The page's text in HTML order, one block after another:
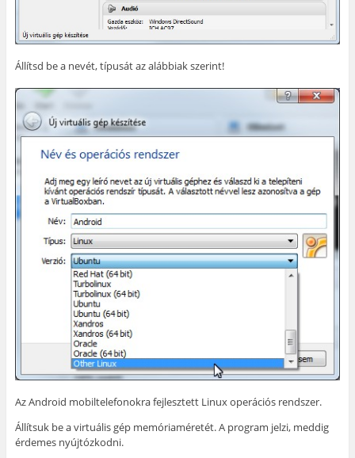
Állítsd be a nevét, típusát az alábbiak szerint!
Az Android mobiltelefonokra fejlesztett Linux operációs rendszer.
Állítsuk be a virtuális gép memóriaméretét. A program jelzi, meddig
érdemes nyújtózkodni.